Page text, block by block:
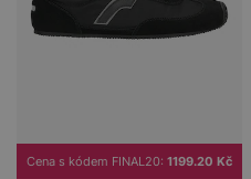
Cena s kódem FINAL20: 1199.20 Kč